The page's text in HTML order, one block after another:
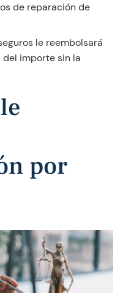
de reparación de
le reembolsará
importe sin la
por